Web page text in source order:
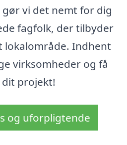
vi det nemt for dig
fagfolk, der tilbyder
Indhent
virksomheder og få
projekt!
og uforpligtende